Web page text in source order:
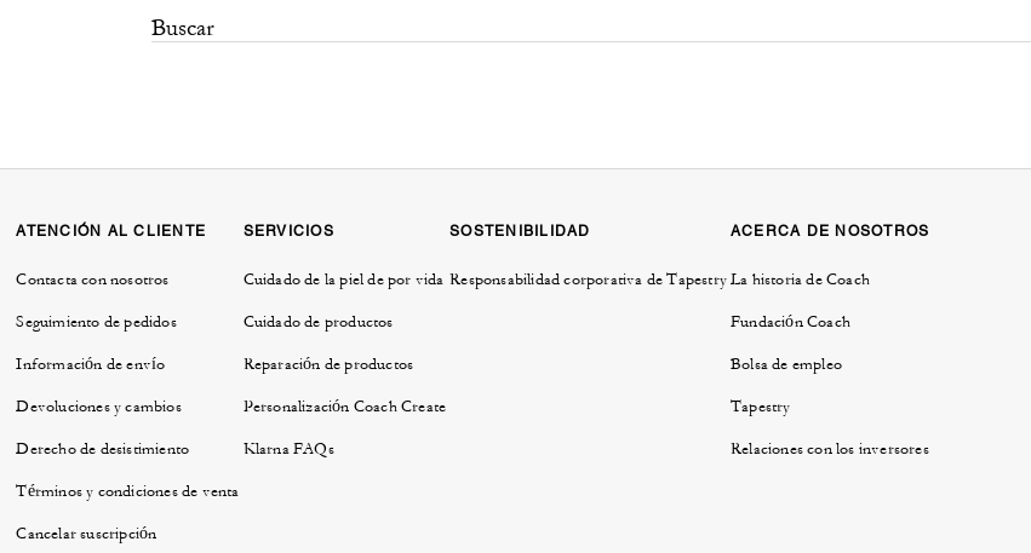
ATENCIÓN AL CLIENTE
Contacta con nosotros
Seguimiento de pedidos
Información de envío
Devoluciones y cambios
Derecho de desistimiento
Términos y condiciones de venta
Cancelar suscripción
SERVICIOS
Cuidado de la piel de por vida
Cuidado de productos
Reparación de productos
Personalización Coach Create
Klarna FAQs
SOSTENIBILIDAD
Responsabilidad corporativa de Tapestry
ACERCA DE NOSOTROS
La historia de Coach
Fundación Coach
Bolsa de empleo
Tapestry
Relaciones con los inversores